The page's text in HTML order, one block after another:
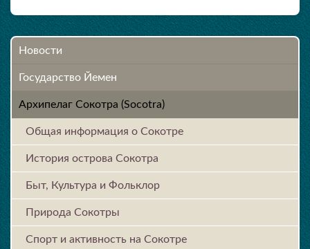
Новости
Государство Йемен
Архипелаг Сокотра (Socotra)
Общая информация о Сокотре
История острова Cокотра
Быт, Культура и Фольклор
Природа Сокотры
Спорт и активность на Сокотре